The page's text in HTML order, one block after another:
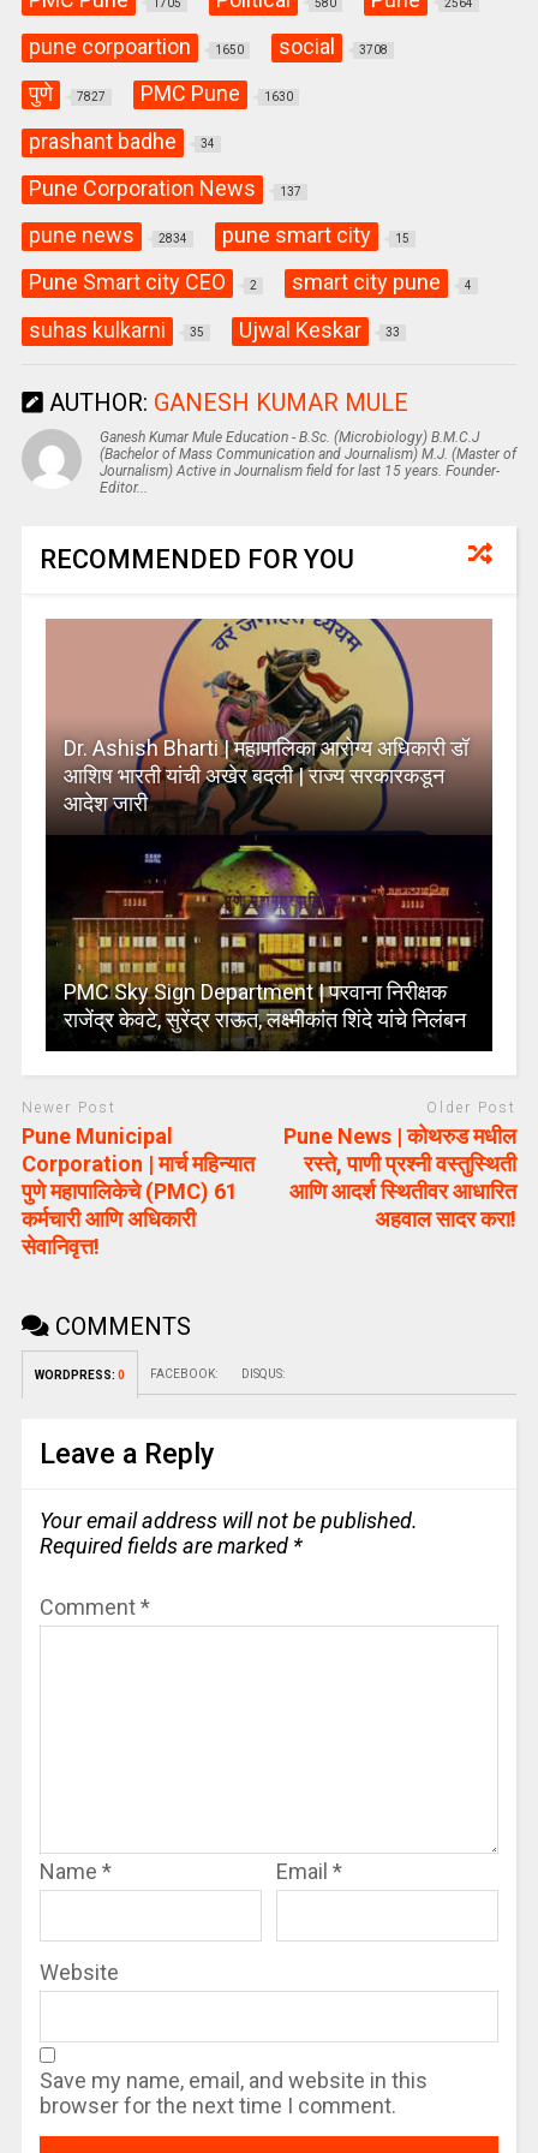
pune corpoartion 1650 social 3708
पुणे 7827 PMC Pune 1630
prashant badhe 34
Pune Corporation News 137
pune news 2834 pune smart city 15
Pune Smart city CEO 2 smart city pune 4
suhas kulkarni 35 Ujwal Keskar 33
AUTHOR: GANESH KUMAR MULE
Ganesh Kumar Mule Education - B.Sc. (Microbiology) B.M.C.J
(Bachelor of Mass Communication and Journalism) M.J. (Master of
Journalism) Active in Journalism field for last 15 years. Founder-
Editor...
RECOMMENDED FOR YOU
Dr. Ashish Bharti | महापालिका आरोग्य अधिकारी डॉ
आशिष भारती यांची अखेर बदली | राज्य सरकारकडून
आदेश जारी
PMC Sky Sign Department | परवाना निरीक्षक
राजेंद्र केवटे, सुरेंद्र राऊत, लक्ष्मीकांत शिंदे यांचे निलंबन
Newer Post
Pune Municipal
Corporation | मार्च महिन्यात
पुणे महापालिकेचे (PMC) 61
कर्मचारी आणि अधिकारी
सेवानिवृत्त!
Older Post
Pune News | कोथरुड मधील
रस्ते, पाणी प्रश्नी वस्तुस्थिती
आणि आदर्श स्थितीवर आधारित
अहवाल सादर करा!
COMMENTS
WORDPRESS: 0 FACEBOOK: DISQUS:
Leave a Reply
Your email address will not be published.
Required fields are marked *
Comment*
Name * Email *
Website
Save my name, email, and website in this
browser for the next time I comment.